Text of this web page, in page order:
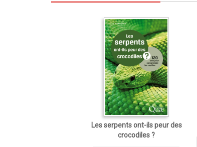
Les serpents ont-ils peur des
crocodiles ?